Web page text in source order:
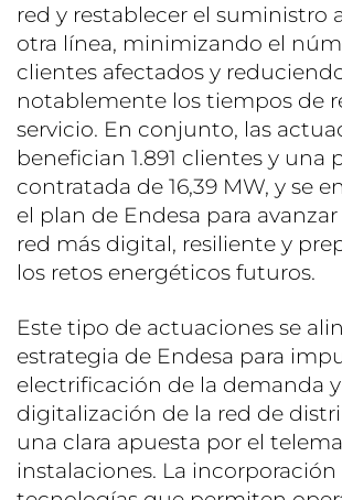
red y restablecer el suministro
otra línea, minimizando el
clientes afectados y
notablemente los tiempos de
servicio. En conjunto, las
benefician 1.891 clientes y una
contratada de 16,39 MW, y se
el plan de Endesa para
red más digital, resiliente y
los retos energéticos futuros.
Este tipo de actuaciones se
estrategia de Endesa para
electrificación de la demanda
digitalización de la red de
una clara apuesta por el
instalaciones. La incorporación